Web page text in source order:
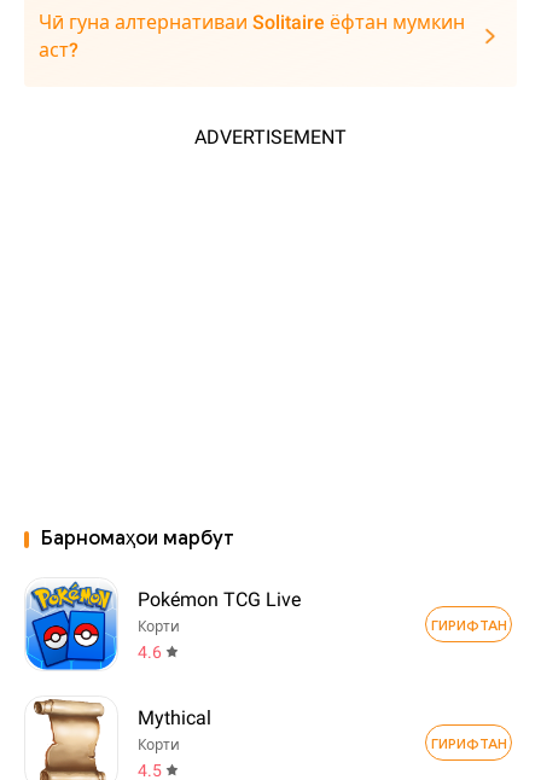
Чӣ гуна алтернативаи Solitaire ёфтан мумкин
аст?
ADVERTISEMENT
Барномаҳои марбут
Pokémon TCG Live
Корти
4.6
ГИРИФТАН
Mythical
Корти
4.5
ГИРИФТАН